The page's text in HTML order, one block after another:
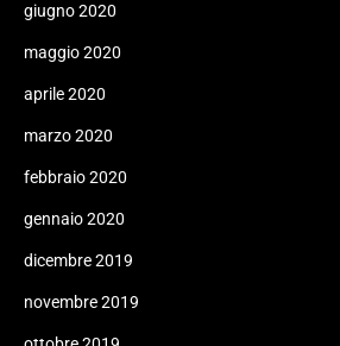
giugno 2020
maggio 2020
aprile 2020
marzo 2020
febbraio 2020
gennaio 2020
dicembre 2019
novembre 2019